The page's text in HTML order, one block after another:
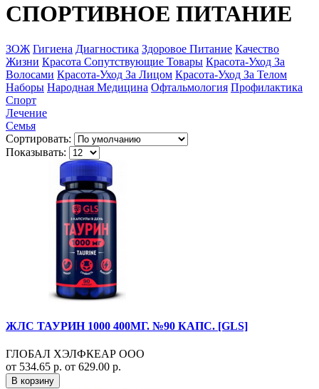
СПОРТИВНОЕ ПИТАНИЕ
ЗОЖ Гигиена Диагностика Здоровое Питание Качество
Жизни Красота Сопутствующие Товары Красота-Уход За
Волосами Красота-Уход За Лицом Красота-Уход За Телом
Наборы Народная Медицина Офтальмология Профилактика
Спорт
Лечение
Семья
Сортировать:
Показывать:
ЖЛС ТАУРИН 1000 400МГ. №90 КАПС. [GLS]
ГЛОБАЛ ХЭЛФКЕАР ООО
от 534.65 р. от 629.00 р.
В корзину